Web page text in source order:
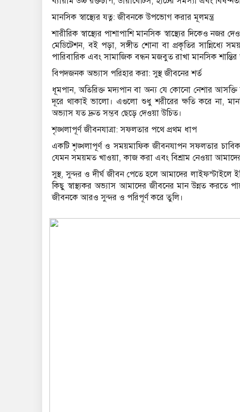
মানসিক স্বাস্থ্যের যত্ন: জীবনকে উপভোগ করার মূলমন্ত্র
শারীরিক স্বাস্থ্যের পাশাপাশি মানসিক স্বাস্থ্যের দিকেও
মেডিটেশন, বই পড়া, সঙ্গীত শোনা বা প্রকৃতির
পারিবারিক এবং সামাজিক বন্ধন মজবুত রাখা মানসিক শান্তির
বিপদজনক অভ্যাস পরিহার করা: সুস্থ জীবনের শর্ত
ধূমপান, অতিরিক্ত মদ্যপান বা অন্য যে কোনো নেশার আসক্তি
দূরে থাকাই ভালো। এগুলো শুধু শরীরের ক্ষতি করে না,
অভ্যাস যত দ্রুত সম্ভব ছেড়ে দেওয়া উচিত।
শৃঙ্খলাপূর্ণ জীবনযাত্রা: সফলতার পথে প্রথম ধাপ
একটি শৃঙ্খলাপূর্ণ ও সময়মাফিক জীবনযাপন সফলতার
যেমন সময়মত খাওয়া, কাজ করা এবং বিশ্রাম নেওয়া
সুস্থ, সুন্দর ও দীর্ঘ জীবন পেতে হলে আমাদের লাইফস্টাইলে
কিছু স্বাস্থ্যকর অভ্যাস আমাদের জীবনের মান উন্নত করতে
জীবনকে আরও সুন্দর ও পরিপূর্ণ করে তুলি।